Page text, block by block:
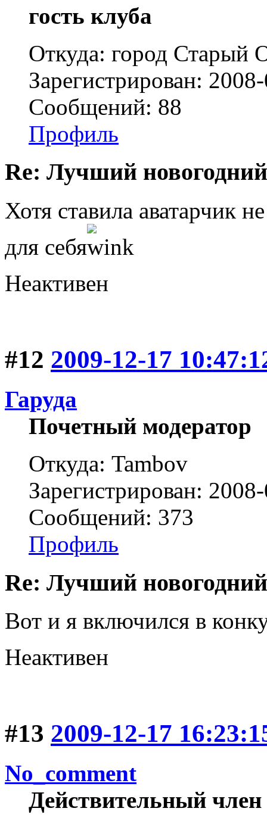
гость клуба
Откуда: город Старый
Зарегистрирован:
Сообщений: 88
Профиль
Re: Лучший
Хотя ставила аватарчик
для себя
Неактивен
#12 2009-12-17
Гаруда
Почетный модератор
Откуда: Tambov
Зарегистрирован:
Сообщений: 373
Профиль
Re: Лучший
Вот и я включился в
Неактивен
#13 2009-12-17
No_comment
Действительный член